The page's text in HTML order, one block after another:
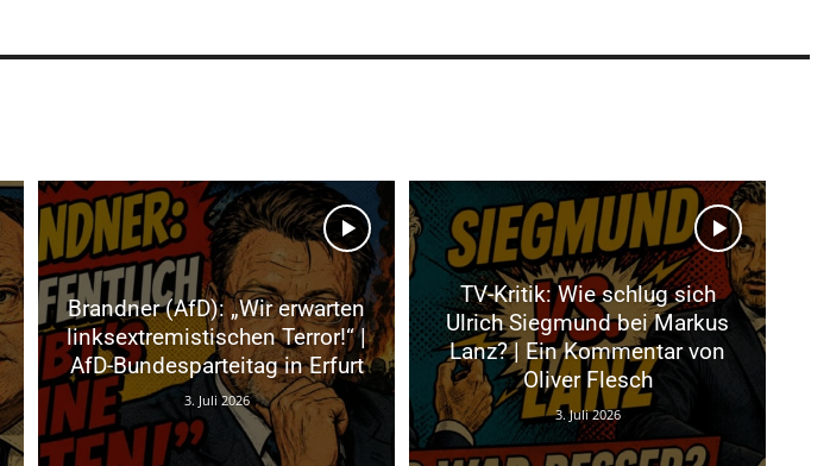
Brandner (AfD): „Wir erwarten
linksextremistischen Terror!“ |
AfD-Bundesparteitag in Erfurt
3. Juli 2026
TV-Kritik: Wie schlug sich
Ulrich Siegmund bei Markus
Lanz? | Ein Kommentar von
Oliver Flesch
3. Juli 2026